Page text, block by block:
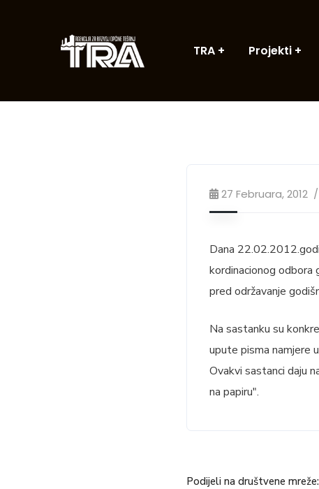
TRA Projekti
27 Februara, 2012
Dana
kordinacionog odbora
pred održavanje
Na sastanku su
upute pisma namjere
Ovakvi sastanci daju
na papiru".
Podijeli na društvene mreže: